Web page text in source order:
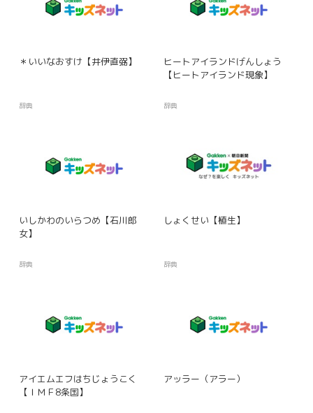
＊いいなおすけ【井伊直弼】
辞典
ヒートアイランドげんしょう
【ヒートアイランド現象】
辞典
いしかわのいらつめ【石川郎
女】
辞典
しょくせい【植生】
辞典
アイエムエフはちじょうこく
【ＩＭＦ8条国】
アッラー（アラー）